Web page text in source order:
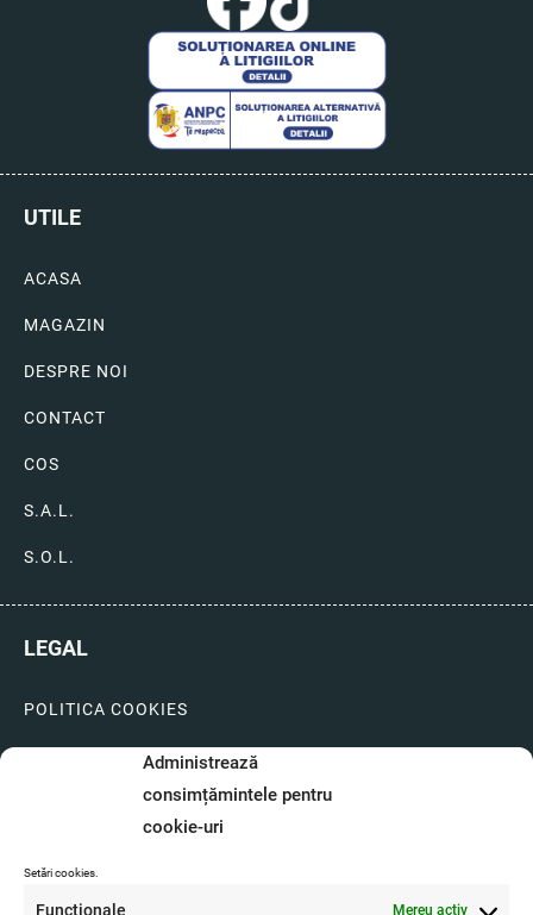
Administrează
consimțămintele pentru
cookie-uri
Setări cookies.
Funcționale Mereu activ
UTILE
ACASA
MAGAZIN
DESPRE NOI
CONTACT
COS
S.A.L.
S.O.L.
LEGAL
POLITICA COOKIES
LIVRARI SI PLATI
GARANTIE SI SERVICE